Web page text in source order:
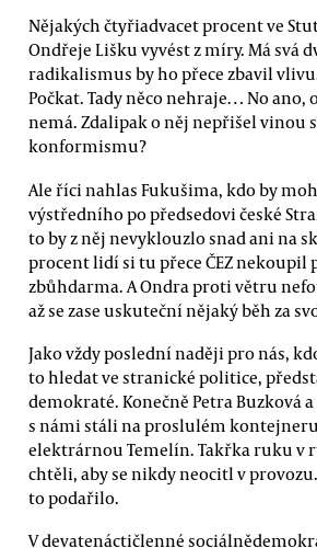
Nějakých čtyřiadvacet procent ve
Ondřeje Lišku vyvést z míry. Má svá
radikalismus by ho přece zbavil
Počkat. Tady něco nehraje… No ano,
nemá. Zdalipak o něj nepřišel vinou
konformismu?
Ale říci nahlas Fukušima, kdo by
výstředního po předsedovi české
to by z něj nevyklouzlo snad ani na
procent lidí si tu přece ČEZ nekoupil
zbůhdarma. A Ondra proti větru
až se zase uskuteční nějaký běh za
Jako vždy poslední naději pro nás,
to hledat ve stranické politice,
demokraté. Konečně Petra Buzková
s námi stáli na proslulém
elektrárnou Temelín. Takřka ruku v
chtěli, aby se nikdy neocitl v
to podařilo.
V devatenáctičlenné